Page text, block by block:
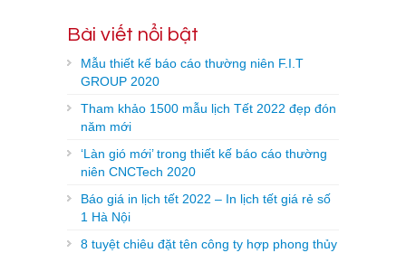
Bài viết nổi bật
Mẫu thiết kế báo cáo thường niên F.I.T
GROUP 2020
Tham khảo 1500 mẫu lịch Tết 2022 đẹp đón
năm mới
‘Làn gió mới’ trong thiết kế báo cáo thường
niên CNCTech 2020
Báo giá in lịch tết 2022 – In lịch tết giá rẻ số
1 Hà Nội
8 tuyệt chiêu đặt tên công ty hợp phong thủy